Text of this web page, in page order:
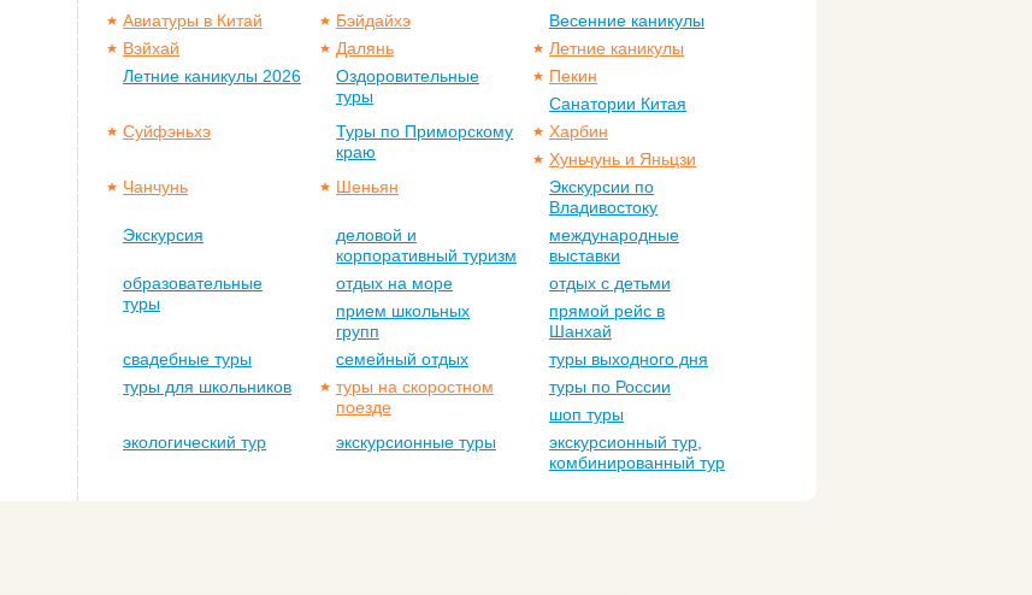
Авиатуры в Китай Бэйдайхэ
Весенние каникулы
Вэйхай
Далянь
Летние каникулы
Летние каникулы 2026
Оздоровительные
туры
Пекин
Санатории Китая
Суйфэньхэ
Туры по Приморскому
краю
Харбин
Хуньчунь и Яньцзи
Чанчунь
Шеньян
Экскурсии по
Владивостоку
Экскурсия
деловой и
корпоративный туризм
международные
выставки
образовательные
туры
отдых на море
отдых с детьми
прием школьных
групп
прямой рейс в
Шанхай
свадебные туры
семейный отдых
туры выходного дня
туры для школьников
туры на скоростном
поезде
туры по России
шоп туры
экологический тур
экскурсионные туры
экскурсионный тур,
комбинированный тур